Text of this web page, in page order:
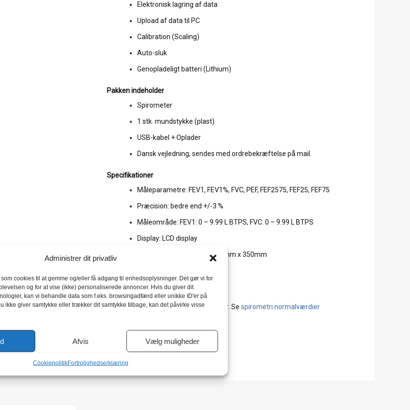
Administrer dit privatliv
cookies til at gemme og/eller få adgang til enhedsoplysninger. Det gør vi for
og for at vise (ikke) personaliserede annoncer. Hvis du giver dit
kan vi behandle data som f.eks. browsingadfærd eller unikke ID'er på
ikke giver samtykke eller trækker dit samtykke tilbage, kan det påvirke visse
Afvis Vælg muligheder
CookiepolitikFortrolighedserklæring
Elektronisk lagring af data
Upload af data til PC
Calibration (Scaling)
Auto-sluk
Genopladeligt batteri (Lithium)
Pakken indeholder
Spirometer
1 stk. mundstykke (plast)
USB-kabel + Oplader
Dansk vejledning, sendes med ordrebekræftelse på mail.
Specifikationer
Måleparametre: FEV1, FEV1%, FVC, PEF, FEF2575, FEF25, FEF75
Præcision: bedre end +/-3 %
Måleområde: FEV1: 0 – 9.99 L BTPS, FVC: 0 – 9.99 L BTPS
Display: LCD display
Dimensioner: 110mm x 900 mm x 350mm
Medicinsk udstyr Gruppe I class B
Sespirometri normalværdier mænd her. Se spirometri normalværdier